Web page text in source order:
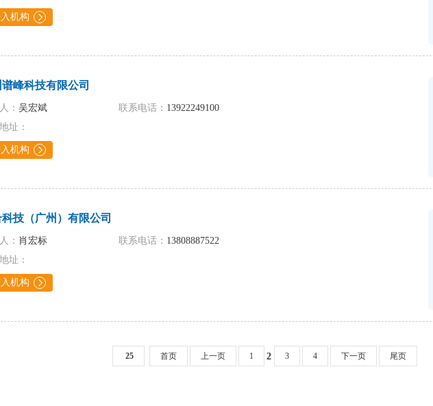
机构 
谱峰科技有限公司
： 吴宏斌 联系电话： 13922249100
址：
机构 
技（广州）有限公司
： 肖宏标 联系电话： 13808887522
址：
机构 
25 首页 上一页 1 2 3 4 下一页 尾页